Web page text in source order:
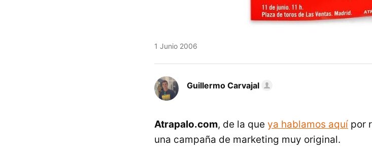
1 Junio 2006
Guillermo Carvajal
Atrapalo.com, de la que ya hablamos aquí por
una campaña de marketing muy original.